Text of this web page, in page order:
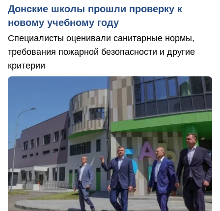
Донские школы прошли проверку к
новому учебному году
Специалисты оценивали санитарные нормы,
требования пожарной безопасности и другие
критерии